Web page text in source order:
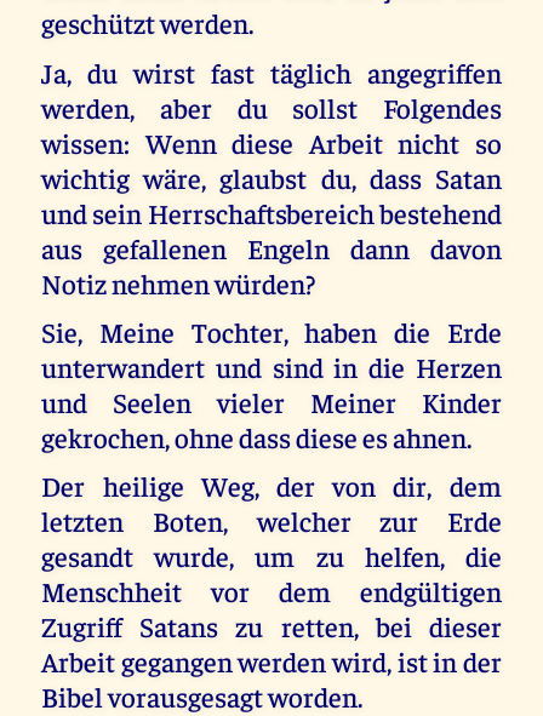
geschützt werden.
Ja, du wirst fast täglich angegriffen
werden, aber du sollst Folgendes
wissen: Wenn diese Arbeit nicht so
wichtig wäre, glaubst du, dass Satan
und sein Herrschaftsbereich bestehend
aus gefallenen Engeln dann davon
Notiz nehmen würden?
Sie, Meine Tochter, haben die Erde
unterwandert und sind in die Herzen
und Seelen vieler Meiner Kinder
gekrochen, ohne dass diese es ahnen.
Der heilige Weg, der von dir, dem
letzten Boten, welcher zur Erde
gesandt wurde, um zu helfen, die
Menschheit vor dem endgültigen
Zugriff Satans zu retten, bei dieser
Arbeit gegangen werden wird, ist in der
Bibel vorausgesagt worden.